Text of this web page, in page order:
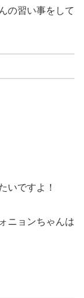
の習い事をして
いですよ！
ニョンちゃんは